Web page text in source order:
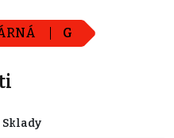
G
Sklady